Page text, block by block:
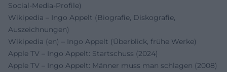
Social‑Media‑Profile)
Wikipedia – Ingo Appelt (Biografie, Diskografie,
Auszeichnungen)
Wikipedia (en) – Ingo Appelt (Überblick, frühe Werke)
Apple TV – Ingo Appelt: Startschuss (2024)
Apple TV – Ingo Appelt: Männer muss man schlagen (2008)